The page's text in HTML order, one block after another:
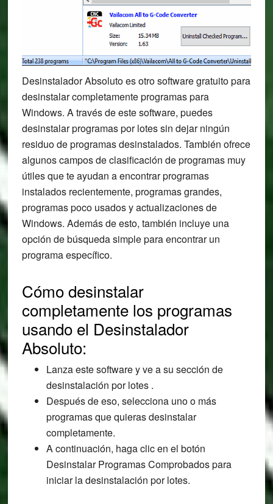
Desinstalador Absoluto es otro software gratuito para
desinstalar completamente programas para
Windows. A través de este software, puedes
desinstalar programas por lotes sin dejar ningún
residuo de programas desinstalados. También ofrece
algunos campos de clasificación de programas muy
útiles que te ayudan a encontrar programas
instalados recientemente, programas grandes,
programas poco usados y actualizaciones de
Windows. Además de esto, también incluye una
opción de búsqueda simple para encontrar un
programa específico.
Cómo desinstalar
completamente los programas
usando el Desinstalador
Absoluto:
Lanza este software y ve a su sección de
desinstalación por lotes .
Después de eso, selecciona uno o más
programas que quieras desinstalar
completamente.
A continuación, haga clic en el botón
Desinstalar Programas Comprobados para
iniciar la desinstalación por lotes.